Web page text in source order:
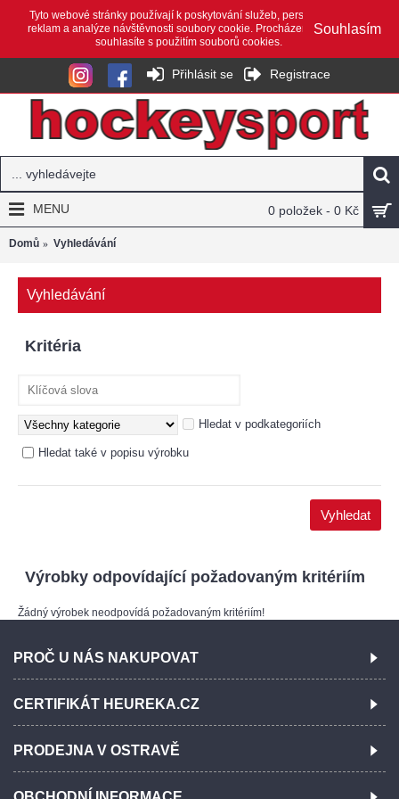
Tyto webové stránky používají k poskytování služeb, personalizaci
reklam a analýze návštěvnosti soubory cookie. Procházením webu
souhlasíte s použitím souborů cookies.
Souhlasím
Přihlásit se Registrace
0 položek - 0 Kč
MENU
Domů Vyhledávání
Vyhledávání
Kritéria
Hledat v podkategoriích
Hledat také v popisu výrobku
Výrobky odpovídající požadovaným kritériím
Žádný výrobek neodpovídá požadovaným kritériím!
PROČ U NÁS NAKUPOVAT
CERTIFIKÁT HEUREKA.CZ
PRODEJNA V OSTRAVĚ